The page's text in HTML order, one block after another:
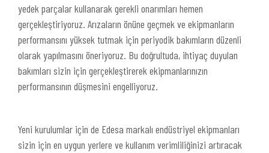
yedek parçalar kullanarak gerekli onarımları hemen
gerçekleştiriyoruz. Arızaların önüne geçmek ve ekipmanların
performansını yüksek tutmak için periyodik bakımların düzenli
olarak yapılmasını öneriyoruz. Bu doğrultuda, ihtiyaç duyulan
bakımları sizin için gerçekleştirerek ekipmanlarınızın
performansının düşmesini engelliyoruz.
Yeni kurulumlar için de Edesa markalı endüstriyel ekipmanları
sizin için en uygun yerlere ve kullanım verimliliğinizi artıracak